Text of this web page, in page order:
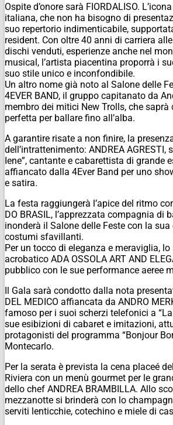
Ospite d’onore sarà FIORDALISO.
italiana, che non ha bisogno di
suo repertorio indimenticabile,
resident. Con oltre 40 anni di carriera
dischi venduti, esperienze anche nel
musical, l’artista piacentina proporrà i
suo stile unico e inconfondibile.
Un altro nome già noto al Salone delle
4EVER BAND, il gruppo capitanato da
membro dei mitici New Trolls, che saprà
perfetta per ballare fino all’alba.
A garantire risate a non finire, la
dell’intrattenimento: ANDREA AGRESTI,
Iene”, cantante e cabarettista di grande
affiancato dalla 4Ever Band per uno
e satira.
La festa raggiungerà l’apice del ritmo
DO BRASIL, l’apprezzata compagnia di
inonderà il Salone delle Feste con la sua
costumi sfavillanti.
Per un tocco di eleganza e meraviglia,
acrobatico ADA OSSOLA ART AND
pubblico con le sue performance aeree
Il Gala sarà condotto dalla nota
DEL MEDICO affiancata da ANDRO
famoso per i suoi scherzi telefonici a
sue esibizioni di cabaret e imitazioni,
protagonisti del programma “Bonjour
Montecarlo.
Per la serata è prevista la cena placeé
Riviera con un menù gourmet per le
dello chef ANDREA BRAMBILLA. Allo
mezzanotte si brinderà con lo
serviti lenticchie, cotechino e miele di